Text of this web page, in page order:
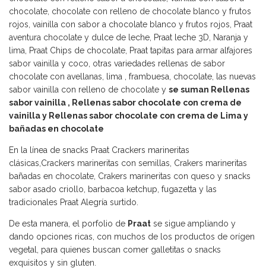
chocolate, chocolate con relleno de chocolate blanco y frutos
rojos, vainilla con sabor a chocolate blanco y frutos rojos, Praat
aventura chocolate y dulce de leche, Praat leche 3D, Naranja y
lima, Praat Chips de chocolate, Praat tapitas para armar alfajores
sabor vainilla y coco, otras variedades rellenas de sabor
chocolate con avellanas, lima , frambuesa, chocolate, las nuevas
sabor vainilla con relleno de chocolate y se suman Rellenas
sabor vainilla , Rellenas sabor chocolate con crema de
vainilla y Rellenas sabor chocolate con crema de Lima y
bañadas en chocolate
En la línea de snacks Praat Crackers marineritas
clásicas,Crackers marineritas con semillas, Crakers marineritas
bañadas en chocolate, Crakers marineritas con queso y snacks
sabor asado criollo, barbacoa ketchup, fugazetta y las
tradicionales Praat Alegría surtido.
De esta manera, el porfolio de Praat se sigue ampliando y
dando opciones ricas, con muchos de los productos de orígen
vegetal, para quienes buscan comer galletitas o snacks
exquisitos y sin gluten.